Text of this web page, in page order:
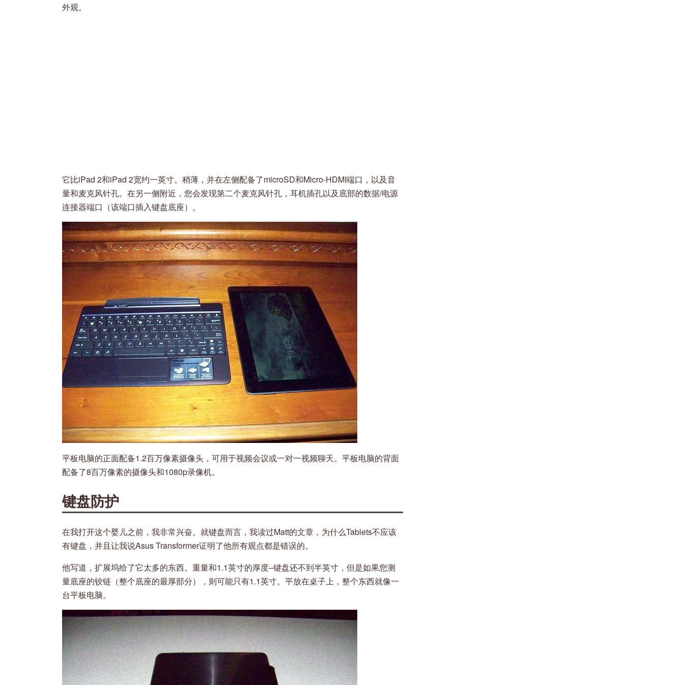
外观。
它比iPad 2和iPad 2宽约一英寸。稍薄，并在左侧配备了microSD和Micro-HDMI端口，以及音
量和麦克风针孔。在另一侧附近，您会发现第二个麦克风针孔，耳机插孔以及底部的数据/电源
连接器端口（该端口插入键盘底座）。
平板电脑的正面配备1.2百万像素摄像头，可用于视频会议或一对一视频聊天。平板电脑的背面
配备了8百万像素的摄像头和1080p录像机。
键盘防护
在我打开这个婴儿之前，我非常兴奋。就键盘而言，我读过Matt的文章，为什么Tablets不应该
有键盘，并且让我说Asus Transformer证明了他所有观点都是错误的。
他写道，扩展坞给了它太多的东西。重量和1.1英寸的厚度–键盘还不到半英寸，但是如果您测
量底座的铰链（整个底座的最厚部分），则可能只有1.1英寸。平放在桌子上，整个东西就像一
台平板电脑。